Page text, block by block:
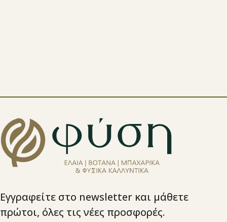
Εγγραφείτε στο newsletter και μάθετε
πρώτοι, όλες τις νέες προσφορές.